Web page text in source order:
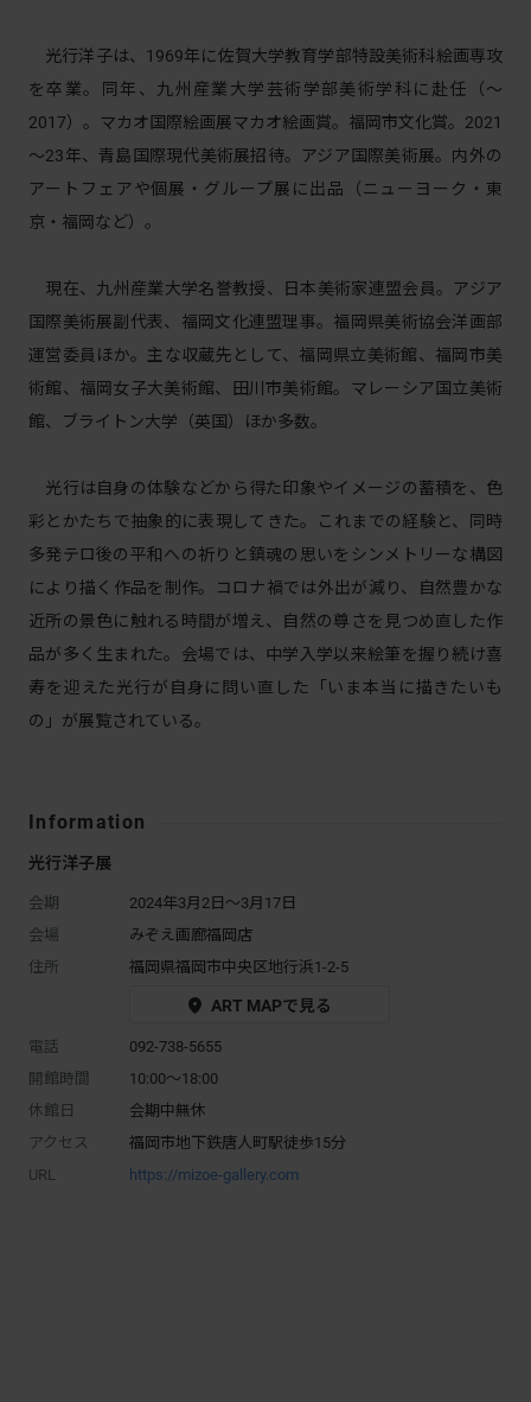
光行洋子は、1969年に佐賀大学教育学部特設美術科絵画専攻
を卒業。同年、九州産業大学芸術学部美術学科に赴任（〜
2017）。マカオ国際絵画展マカオ絵画賞。福岡市文化賞。2021
～23年、青島国際現代美術展招待。アジア国際美術展。内外の
アートフェアや個展・グループ展に出品（ニューヨーク・東
京・福岡など）。
現在、九州産業大学名誉教授、日本美術家連盟会員。アジア
国際美術展副代表、福岡文化連盟理事。福岡県美術協会洋画部
運営委員ほか。主な収蔵先として、福岡県立美術館、福岡市美
術館、福岡女子大美術館、田川市美術館。マレーシア国立美術
館、ブライトン大学（英国）ほか多数。
光行は自身の体験などから得た印象やイメージの蓄積を、色
彩とかたちで抽象的に表現してきた。これまでの経験と、同時
多発テロ後の平和への祈りと鎮魂の思いをシンメトリーな構図
により描く作品を制作。コロナ禍では外出が減り、自然豊かな
近所の景色に触れる時間が増え、自然の尊さを見つめ直した作
品が多く生まれた。会場では、中学入学以来絵筆を握り続け喜
寿を迎えた光行が自身に問い直した「いま本当に描きたいも
の」が展覧されている。
Information
光行洋子展
会期
2024年3月2日～3月17日
会場
みぞえ画廊福岡店
住所
福岡県福岡市中央区地行浜1-2-5
ART MAPで見る
電話
092-738-5655
開館時間
10:00～18:00
休館日
会期中無休
アクセス
福岡市地下鉄唐人町駅徒歩15分
URL
https://mizoe-gallery.com